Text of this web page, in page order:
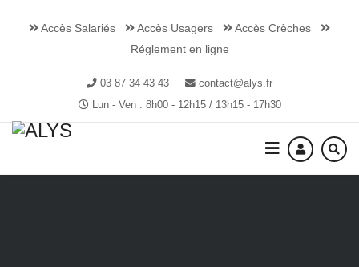
Accès Salariés Accès Usagers
Accès Crèches
Réglement en ligne
03 87 34 43 43
contact@alys.fr
Lun - Ven : 8h00 - 12h15 / 13h15 - 17h30